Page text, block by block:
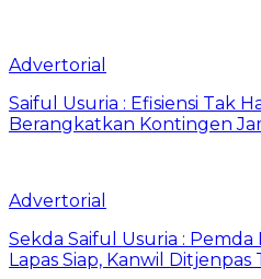
Advertorial
Saiful Usuria : Efisiensi Tak
Berangkatkan Kontingen
Advertorial
Sekda Saiful Usuria :
Lapas Siap, Kanwil Ditjenpas